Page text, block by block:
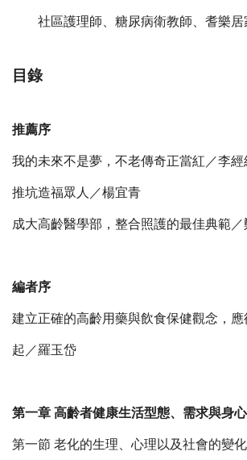
社區護理師、糖尿病衛教師、耆樂居
目錄
推薦序
我的未來不是夢，不老傳奇正當紅／李經
推坑造福眾人／楊宜青
成大高齡醫學部，整合照護的最佳典範／
編者序
建立正確的高齡用藥與飲食保健觀念，
起／羅玉岱
第一章 高齡者健康生活型態、需求與身
第一節 老化的生理、心理以及社會的變化